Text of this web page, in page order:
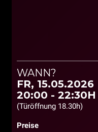
WANN?
FR, 15.05.2026
20:00 - 22:30H
(Türöffnung 18.30h)
Preise